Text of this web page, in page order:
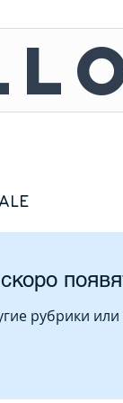
рубрики или